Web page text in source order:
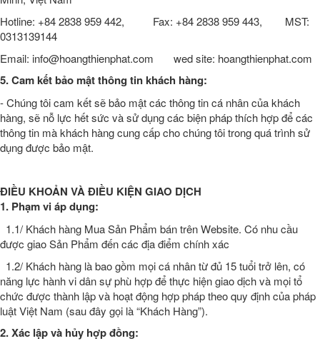
Hotline: +84 2838 959 442, Fax: +84 2838 959 443, MST:
0313139144
Email: info@hoangthienphat.com wed site: hoangthienphat.com
5. Cam kết bảo mật thông tin khách hàng:
- Chúng tôi cam kết sẽ bảo mật các thông tin cá nhân của khách
hàng, sẽ nỗ lực hết sức và sử dụng các biện pháp thích hợp để các
thông tin mà khách hàng cung cấp cho chúng tôi trong quá trình sử
dụng được bảo mật.
ĐIỀU KHOẢN VÀ ĐIỀU KIỆN GIAO DỊCH
1. Phạm vi áp dụng:
1.1/ Khách hàng Mua Sản Phẩm bán trên Website. Có nhu cầu
được giao Sản Phẩm đến các địa điểm chính xác
1.2/ Khách hàng là bao gồm mọi cá nhân từ đủ 15 tuổi trở lên, có
năng lực hành vi dân sự phù hợp để thực hiện giao dịch và mọi tổ
chức được thành lập và hoạt động hợp pháp theo quy định của pháp
luật Việt Nam (sau đây gọi là “Khách Hàng”).
2. Xác lập và hủy hợp đồng: